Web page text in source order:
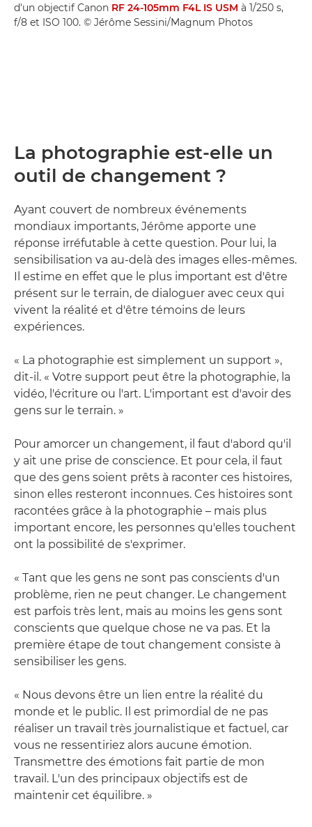
d'un objectif Canon RF 24-105mm F4L IS USM à 1/250 s,
f/8 et ISO 100. © Jérôme Sessini/Magnum Photos
La photographie est-elle un
outil de changement ?
Ayant couvert de nombreux événements
mondiaux importants, Jérôme apporte une
réponse irréfutable à cette question. Pour lui, la
sensibilisation va au-delà des images elles-mêmes.
Il estime en effet que le plus important est d'être
présent sur le terrain, de dialoguer avec ceux qui
vivent la réalité et d'être témoins de leurs
expériences.
« La photographie est simplement un support »,
dit-il. « Votre support peut être la photographie, la
vidéo, l'écriture ou l'art. L'important est d'avoir des
gens sur le terrain. »
Pour amorcer un changement, il faut d'abord qu'il
y ait une prise de conscience. Et pour cela, il faut
que des gens soient prêts à raconter ces histoires,
sinon elles resteront inconnues. Ces histoires sont
racontées grâce à la photographie – mais plus
important encore, les personnes qu'elles touchent
ont la possibilité de s'exprimer.
« Tant que les gens ne sont pas conscients d'un
problème, rien ne peut changer. Le changement
est parfois très lent, mais au moins les gens sont
conscients que quelque chose ne va pas. Et la
première étape de tout changement consiste à
sensibiliser les gens.
« Nous devons être un lien entre la réalité du
monde et le public. Il est primordial de ne pas
réaliser un travail très journalistique et factuel, car
vous ne ressentiriez alors aucune émotion.
Transmettre des émotions fait partie de mon
travail. L'un des principaux objectifs est de
maintenir cet équilibre. »